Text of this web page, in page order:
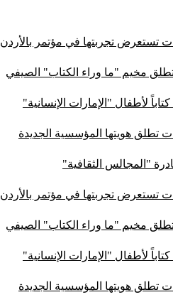
تستعرض تجربتها في مؤتمر بالأردن
مخيم "ما وراء الكتاب" الصيفي
تطلق هويتها المؤسسية الجديدة
"المجالس الثقافية"
تستعرض تجربتها في مؤتمر بالأردن
مخيم "ما وراء الكتاب" الصيفي
تطلق هويتها المؤسسية الجديدة